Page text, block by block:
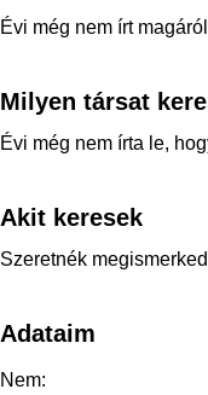
Évi még nem írt
Milyen társat
Évi még nem írta le,
Akit keresek
Szeretnék
Adataim
Nem: